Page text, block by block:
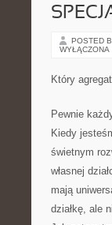
POSTED
WYŁĄCZONA
Który
Pewnie
Kiedy
świetnym
własnej
mają
działkę, ale